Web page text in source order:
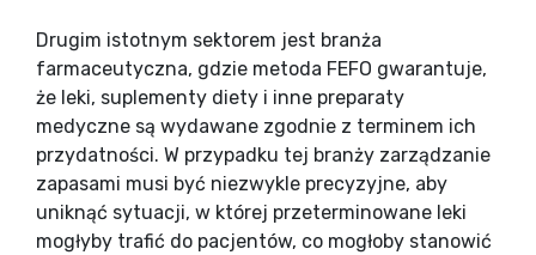
Drugim istotnym sektorem jest branża
farmaceutyczna, gdzie metoda FEFO gwarantuje,
że leki, suplementy diety i inne preparaty
medyczne są wydawane zgodnie z terminem ich
przydatności. W przypadku tej branży zarządzanie
zapasami musi być niezwykle precyzyjne, aby
uniknąć sytuacji, w której przeterminowane leki
mogłyby trafić do pacjentów, co mogłoby stanowić